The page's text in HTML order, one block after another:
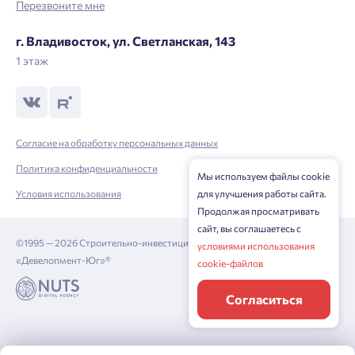
Перезвоните мне
г. Владивосток, ул. Светланская, 143
1 этаж
Согласие на обработку персональных данных
Политика конфиденциальности
Условия использования
©1995 — 2026 Строительно-инвестиционная корпорация
«Девелопмент-Юг»®
Мы используем файлы cookie
для улучшения работы сайта.
Продолжая просматривать
сайт, вы соглашаетесь с
условиями использования
cookie-файлов
Согласиться
персональных данных.